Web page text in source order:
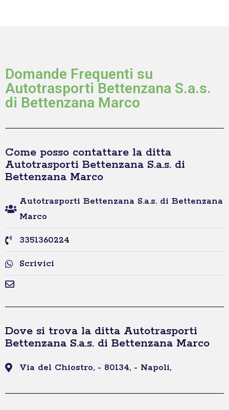
Domande Frequenti su
Autotrasporti Bettenzana S.a.s.
di Bettenzana Marco
Come posso contattare la ditta
Autotrasporti Bettenzana S.a.s. di
Bettenzana Marco
Autotrasporti Bettenzana S.a.s. di Bettenzana
Marco
3351360224
Scrivici
Dove si trova la ditta Autotrasporti
Bettenzana S.a.s. di Bettenzana Marco
Via del Chiostro, - 80134, - Napoli,